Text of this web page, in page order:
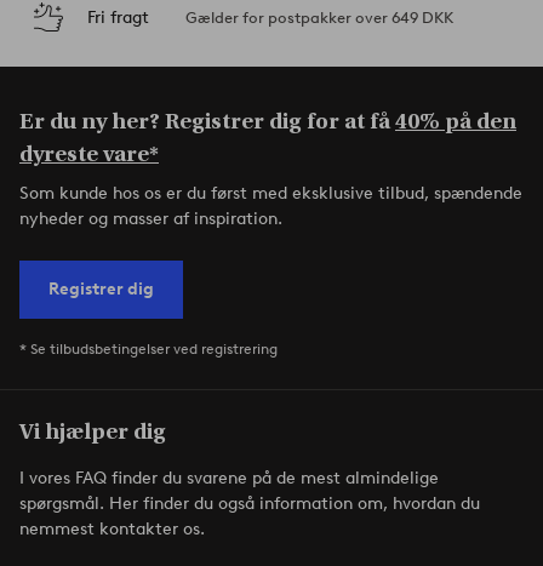
Fri fragt Gælder for postpakker over 649 DKK
Er du ny her? Registrer dig for at få40% på den
dyreste vare*
Som kunde hos os er du først med eksklusive tilbud, spændende
nyheder og masser af inspiration.
Registrer dig
* Se tilbudsbetingelser ved registrering
Vi hjælper dig
I vores FAQ finder du svarene på de mest almindelige
spørgsmål. Her finder du også information om, hvordan du
nemmest kontakter os.